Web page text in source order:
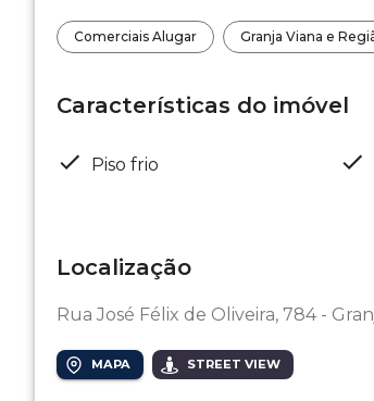
Comerciais Alugar Granja Viana e
Características do imóvel
Piso frio
Localização
Rua José Félix de Oliveira, 784 -
MAPA STREET VIEW